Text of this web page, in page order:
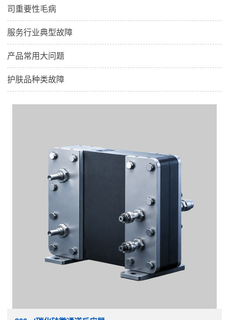
司重要性毛病
服务行业典型故障
产品常用大问题
护肤品种类故障